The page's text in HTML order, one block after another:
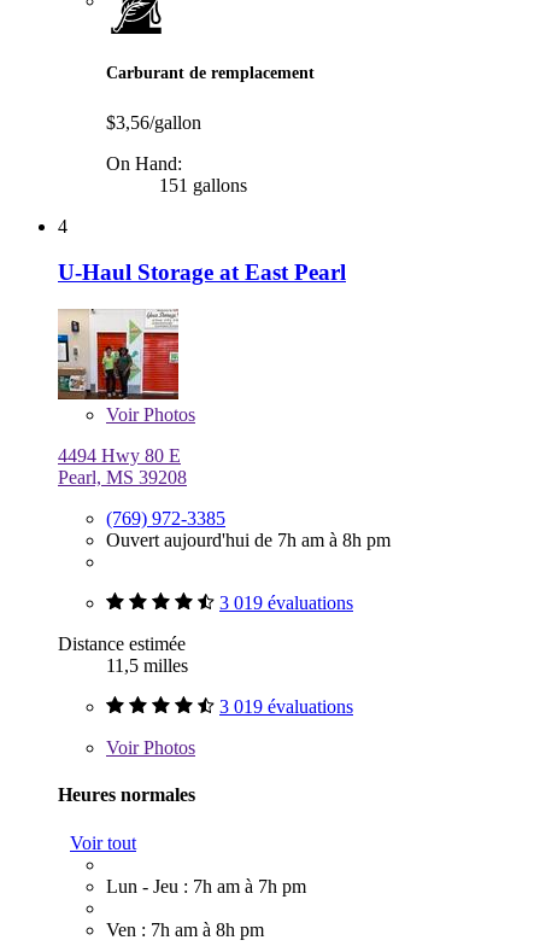
Carburant de remplacement
$3,56/gallon
On Hand:
151 gallons
4
U-Haul Storage at East Pearl
VoirPhotos
4494 Hwy 80 E
Pearl, MS 39208
(769) 972-3385
Ouvert aujourd'hui de 7h am à 8h pm
3 019 évaluations
Distance estimée
11,5 milles
3 019 évaluations
VoirPhotos
Heures normales
Voir tout
Lun - Jeu : 7h am à 7h pm
Ven : 7h am à 8h pm